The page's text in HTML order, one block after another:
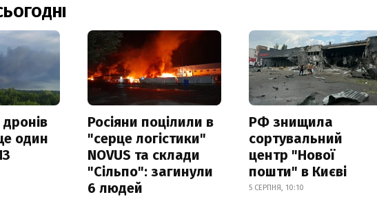
один
Росіяни поцілили в
"серце логістики"
NOVUS та склади
"Сільпо": загинули
6 людей
РФ знищила
сортувальний
центр "Нової
пошти" в Києві
5 СЕРПНЯ, 10:10